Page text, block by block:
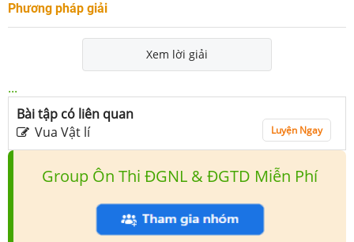
Phương pháp giải
Xem lời giải
...
Bài tập có liên quan
Vua Vật lí
Luyện Ngay
Group Ôn Thi ĐGNL & ĐGTD Miễn Phí